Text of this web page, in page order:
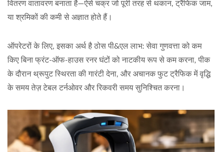
वितरण वातावरण बनाता है—ऐसे चक्र जो पूरी तरह से थकान, ट्रैफिक जाम,
या श्रमिकों की कमी से अज्ञात होते हैं।
ऑपरेटरों के लिए, इसका अर्थ है ठोस पी&एल लाभ: सेवा गुणवत्ता को कम
किए बिना फ्रंट-ऑफ-हाउस रनर घंटों को नाटकीय रूप से कम करना, पीक
के दौरान थ्रूपुट स्थिरता की गारंटी देना, और अचानक फुट ट्रैफिक में वृद्धि
के समय तेज़ टेबल टर्नओवर और रिकवरी समय सुनिश्चित करना।